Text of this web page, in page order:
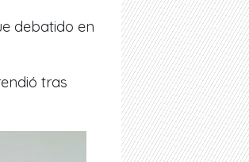
debatido en
tras